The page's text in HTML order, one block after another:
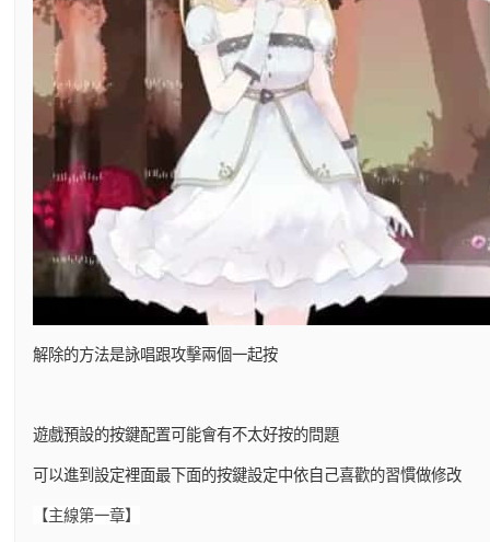
解除的方法是詠唱跟攻擊兩個一起按
遊戲預設的按鍵配置可能會有不太好按的問題
可以進到設定裡面最下面的按鍵設定中依自己喜歡的習慣做修改
【主線第一章】